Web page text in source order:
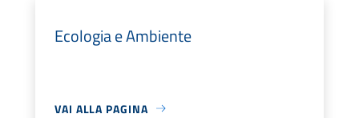
Ecologia e Ambiente
VAI ALLA PAGINA